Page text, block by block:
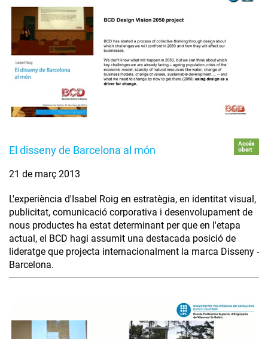
El disseny de Barcelona al món
Accés
obert
21 de març 2013
L'experiència d'Isabel Roig en estratègia, en identitat visual,
publicitat, comunicació corporativa i desenvolupament de
nous productes ha estat determinant per que en l'etapa
actual, el BCD hagi assumit una destacada posició de
lideratge que projecta internacionalment la marca Disseny -
Barcelona.